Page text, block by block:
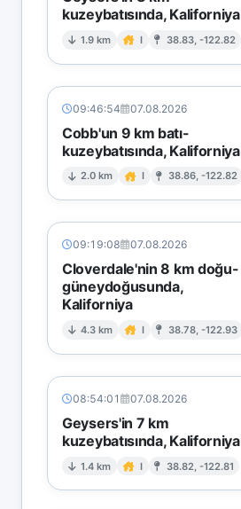
kuzeybatısında, Kaliforniya
1.9 km I 38.83, -122.82
09:46:54 07.08.2026
Cobb'un 9 km batı-
kuzeybatısında, Kaliforniya
2.0 km I 38.86, -122.82
09:19:08 07.08.2026
Cloverdale'nin 8 km doğu-
güneydoğusunda,
Kaliforniya
4.3 km I 38.78, -122.93
08:54:01 07.08.2026
Geysers'in 7 km
kuzeybatısında, Kaliforniya
1.4 km I 38.82, -122.81